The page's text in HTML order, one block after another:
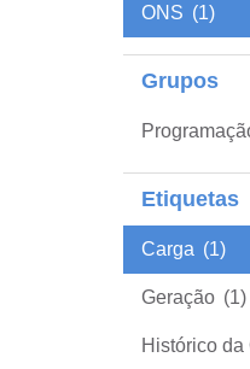
ONS (1)
Grupos
Etiquetas
Carga (1)
Geração (1)
Histórico da